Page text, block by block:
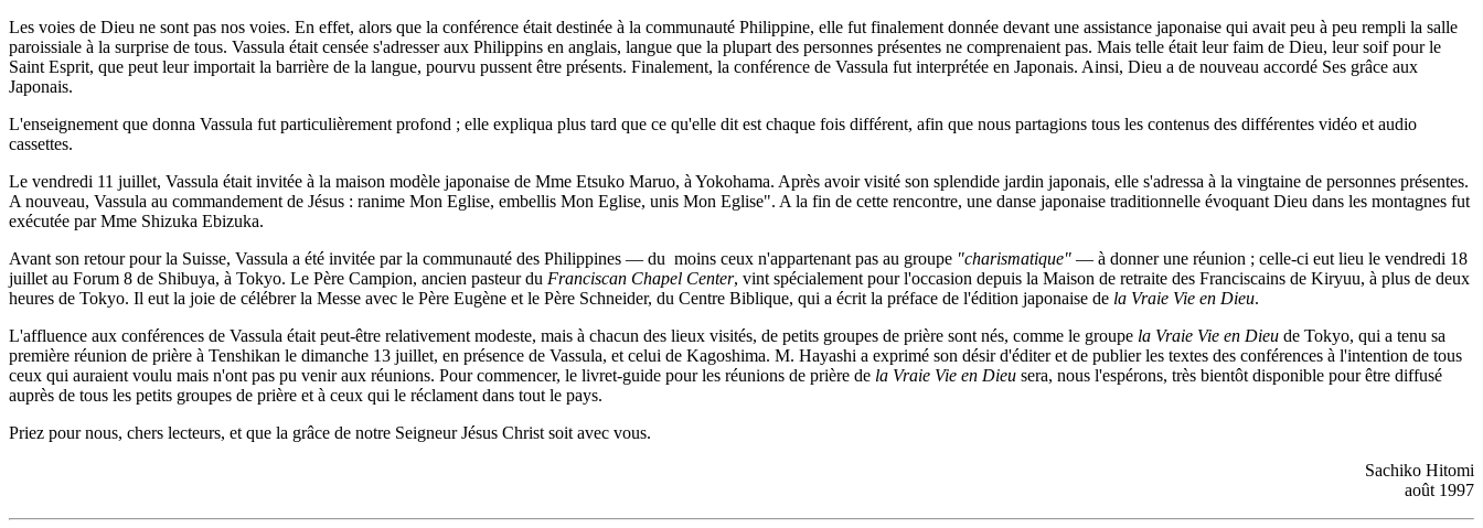
Les voies de Dieu ne sont pas nos voies. En effet, alors que la conférence était destinée à la communauté Philippine, elle fut finalement donnée devant une assistance japonaise qui avait peu à peu rempli la salle
paroissiale à la surprise de tous. Vassula était censée s'adresser aux Philippins en anglais, langue que la plupart des personnes présentes ne comprenaient pas. Mais telle était leur faim de Dieu, leur soif pour le
Saint Esprit, que peut leur importait la barrière de la langue, pourvu pussent être présents. Finalement, la conférence de Vassula fut interprétée en Japonais. Ainsi, Dieu a de nouveau accordé Ses grâce aux
Japonais.
L'enseignement que donna Vassula fut particulièrement profond ; elle expliqua plus tard que ce qu'elle dit est chaque fois différent, afin que nous partagions tous les contenus des différentes vidéo et audio
cassettes.
Le vendredi 11 juillet, Vassula était invitée à la maison modèle japonaise de Mme Etsuko Maruo, à Yokohama. Après avoir visité son splendide jardin japonais, elle s'adressa à la vingtaine de personnes présentes.
A nouveau, Vassula au commandement de Jésus : ranime Mon Eglise, embellis Mon Eglise, unis Mon Eglise". A la fin de cette rencontre, une danse japonaise traditionnelle évoquant Dieu dans les montagnes fut
exécutée par Mme Shizuka Ebizuka.
Avant son retour pour la Suisse, Vassula a été invitée par la communauté des Philippines — du moins ceux n'appartenant pas au groupe "charismatique" — à donner une réunion ; celle-ci eut lieu le vendredi 18
juillet au Forum 8 de Shibuya, à Tokyo. Le Père Campion, ancien pasteur du Franciscan Chapel Center, vint spécialement pour l'occasion depuis la Maison de retraite des Franciscains de Kiryuu, à plus de deux
heures de Tokyo. Il eut la joie de célébrer la Messe avec le Père Eugène et le Père Schneider, du Centre Biblique, qui a écrit la préface de l'édition japonaise de la Vraie Vie en Dieu.
L'affluence aux conférences de Vassula était peut-être relativement modeste, mais à chacun des lieux visités, de petits groupes de prière sont nés, comme le groupe la Vraie Vie en Dieu de Tokyo, qui a tenu sa
première réunion de prière à Tenshikan le dimanche 13 juillet, en présence de Vassula, et celui de Kagoshima. M. Hayashi a exprimé son désir d'éditer et de publier les textes des conférences à l'intention de tous
ceux qui auraient voulu mais n'ont pas pu venir aux réunions. Pour commencer, le livret-guide pour les réunions de prière de la Vraie Vie en Dieu sera, nous l'espérons, très bientôt disponible pour être diffusé
auprès de tous les petits groupes de prière et à ceux qui le réclament dans tout le pays.
Priez pour nous, chers lecteurs, et que la grâce de notre Seigneur Jésus Christ soit avec vous.
Sachiko Hitomi
août 1997